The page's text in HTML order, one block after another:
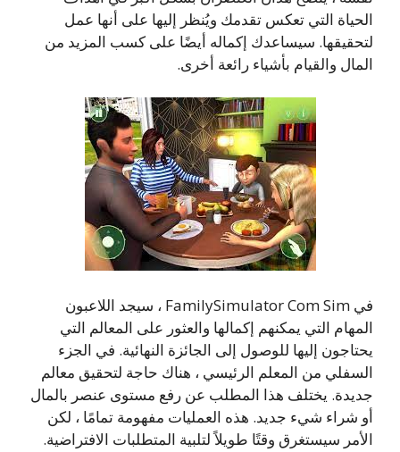
الحياة التي تعكس تقدمك ويُنظر إليها على أنها عمل
لتحقيقها. سيساعدك إكماله أيضًا على كسب المزيد من
المال والقيام بأشياء رائعة أخرى.
في FamilySimulator Com Sim ، سيجد اللاعبون
المهام التي يمكنهم إكمالها والعثور على المعالم التي
يحتاجون إليها للوصول إلى الجائزة النهائية. في الجزء
السفلي من المعلم الرئيسي ، هناك حاجة لتحقيق معالم
جديدة. يختلف هذا المطلب عن رفع مستوى عنصر بالمال
أو شراء شيء جديد. هذه العمليات مفهومة تمامًا ، لكن
الأمر سيستغرق وقتًا طويلاً لتلبية المتطلبات الافتراضية.